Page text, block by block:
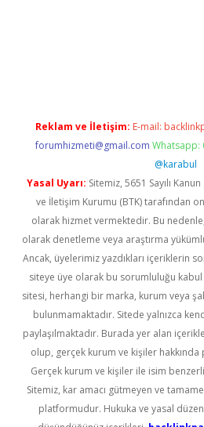
Reklam ve İletişim: E-mail:
forumhizmeti@gmail.com Whatsapp:
@karabul
Yasal Uyarı: Sitemiz, 5651 Sayılı
ve İletişim Kurumu (BTK) tarafından
olarak hizmet vermektedir. Bu
olarak denetleme veya araştırma
Ancak, üyelerimiz yazdıkları içeriklerin
siteye üye olarak bu sorumluluğu kabul
sitesi, herhangi bir marka, kurum veya
bulunmamaktadır. Sitede yalnızca
paylaşılmaktadır. Burada yer alan
olup, gerçek kurum ve kişiler hakkında
Gerçek kurum ve kişiler ile isim
Sitemiz, kar amacı gütmeyen ve
platformudur. Hukuka ve yasal